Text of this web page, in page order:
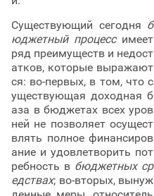
Существующий сегодня б
юджетный процессимеет
ряд преимуществ и недост
атков, которые выражают
ся: во-первых, в том, что с
уществующая доходная б
аза в бюджетах всех уров
ней не позволяет осущест
влять полное финансиров
ание и удовлетворить пот
ребность в бюджетных ср
едствах; во-вторых, вынуж